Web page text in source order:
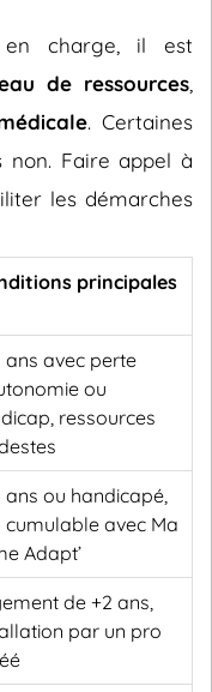
en charge, il est
de ressources
. Certaines
non. Faire appel à
les démarches
principales
ans avec perte
ou
ressources
ans ou handicapé,
cumulable avec Ma
Adapt’
de +2 ans,
par un pro